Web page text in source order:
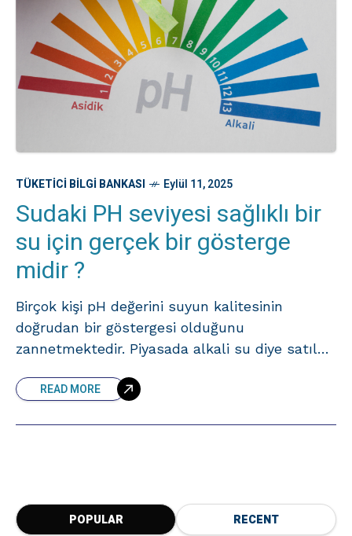
TÜKETICI BILGI BANKASI Eylül 11, 2025
Sudaki PH seviyesi sağlıklı bir
su için gerçek bir gösterge
midir ?
Birçok kişi pH değerini suyun kalitesinin
doğrudan bir göstergesi olduğunu
zannetmektedir. Piyasada alkali su diye satılan
Oysa, Dünya Sağlık Örgütü (WHO)’ne göre pH
READ MORE
POPULAR RECENT